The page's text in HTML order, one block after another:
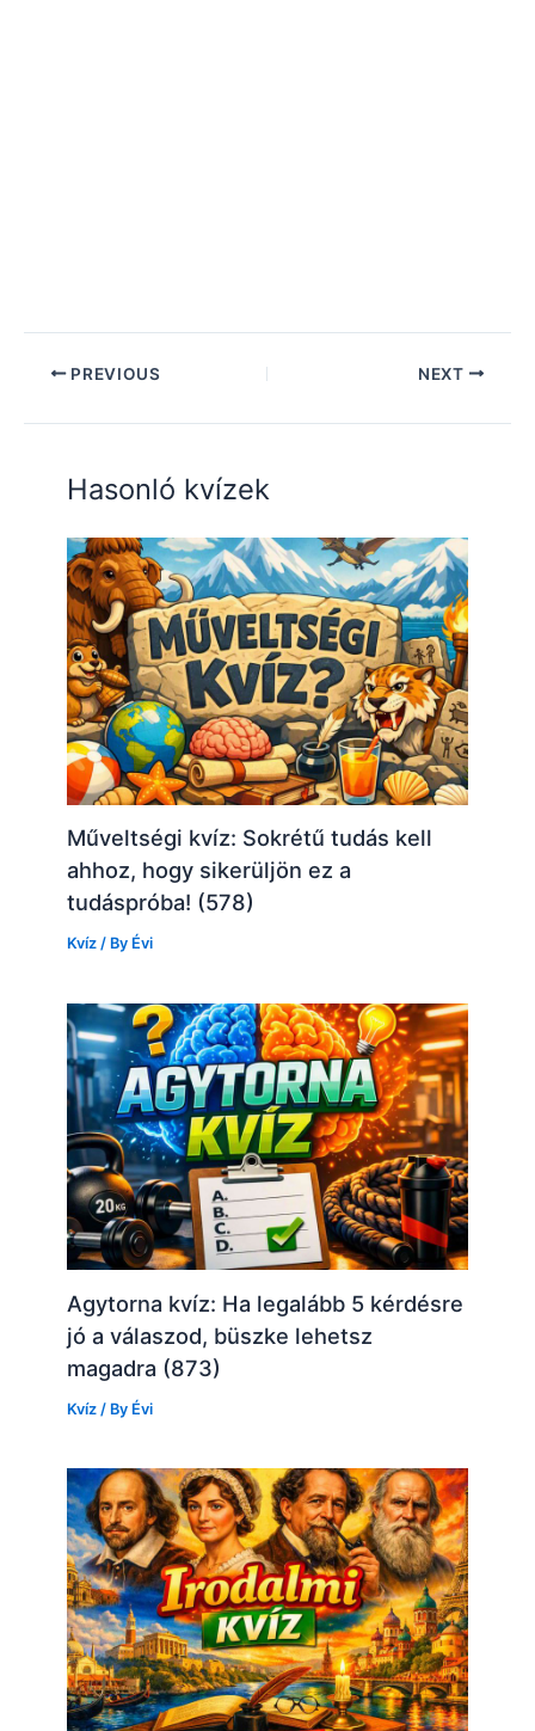
PREVIOUS NEXT
Hasonló kvízek
Műveltségi kvíz: Sokrétű tudás kell
ahhoz, hogy sikerüljön ez a
tudáspróba! (578)
Kvíz / By Évi
Agytorna kvíz: Ha legalább 5 kérdésre
jó a válaszod, büszke lehetsz
magadra (873)
Kvíz / By Évi